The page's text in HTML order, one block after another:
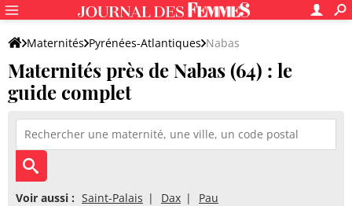
Maternités Pyrénées-Atlantiques Nabas
Maternités près de Nabas (64) : le
guide complet
Voir aussi : Saint-Palais Dax Pau